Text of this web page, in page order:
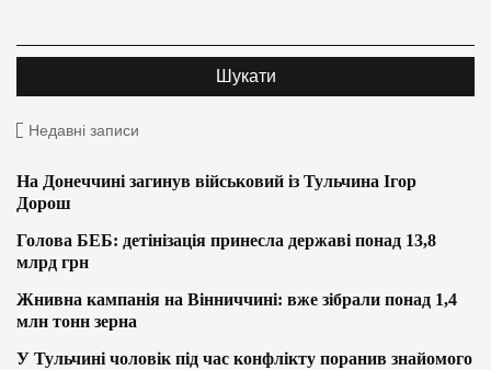
Недавні записи
На Донеччині загинув військовий із Тульчина Ігор
Дорош
Голова БЕБ: детінізація принесла державі понад 13,8
млрд грн
Жнивна кампанія на Вінниччині: вже зібрали понад 1,4
млн тонн зерна
У Тульчині чоловік під час конфлікту поранив знайомого